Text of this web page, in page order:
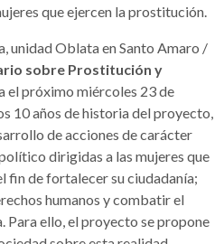
que ejercen la prostitución.
unidad Oblata en Santo Amaro /
sobre Prostitución y
el próximo miércoles 23 de
10 años de historia del proyecto,
de acciones de carácter
dirigidas a las mujeres que
fin de fortalecer su ciudadanía;
humanos y combatir el
Para ello, el proyecto se propone